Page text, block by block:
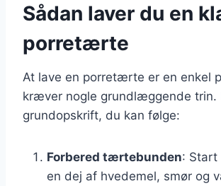
Sådan laver du en
porretærte
At lave en porretærte er en enkel
kræver nogle grundlæggende trin.
grundopskrift, du kan følge:
Forbered tærtebunden: Start
en dej af hvedemel, smør og